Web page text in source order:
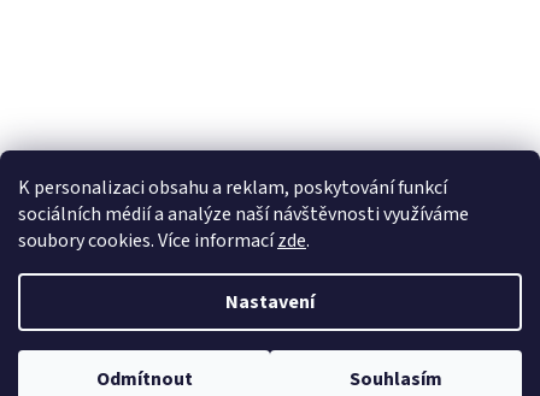
K personalizaci obsahu a reklam, poskytování funkcí
sociálních médií a analýze naší návštěvnosti využíváme
soubory cookies. Více informacízde.
Nastavení
Odmítnout Souhlasím
Nastavil tým EshopyUmíme.cz
Copyright 2026sperkynisa.cz. Všechna práva vyhrazena.Upravit